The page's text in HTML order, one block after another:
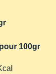
100gr